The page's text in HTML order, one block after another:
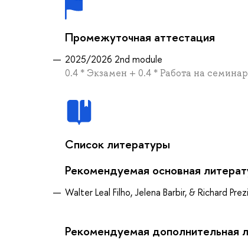
Промежуточная аттестация
2025/2026 2nd module
0.4 * Экзамен + 0.4 * Работа на
Список литературы
Рекомендуемая основная
Walter Leal Filho, Jelena Barbir, & Richard
Рекомендуемая дополнительная